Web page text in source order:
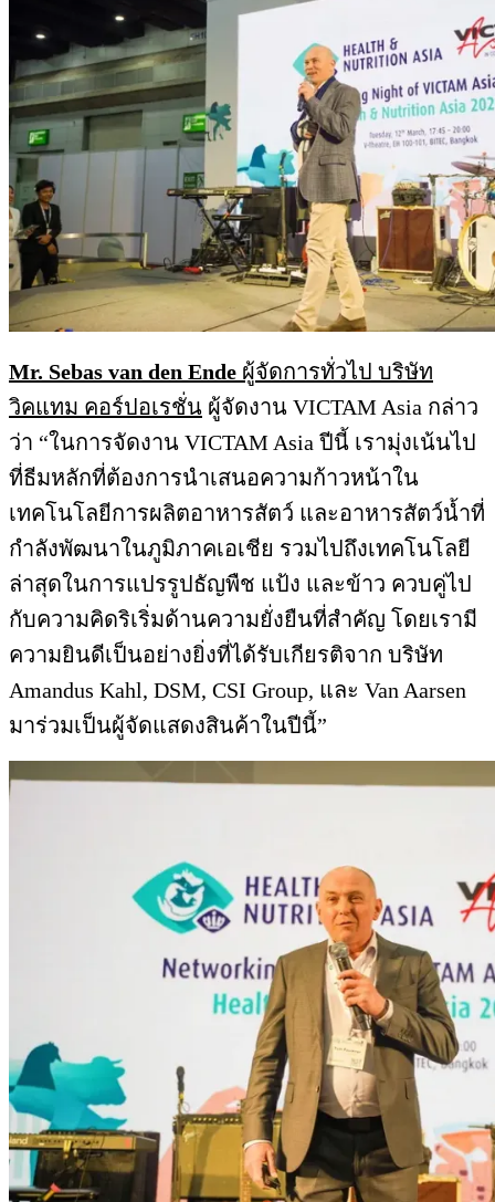
Mr. Sebas van den Ende ผู้จัดการทั่วไป บริษัท
วิคแทม คอร์ปอเรชั่น ผู้จัดงาน VICTAM Asia กล่าว
ว่า “ในการจัดงาน VICTAM Asia ปีนี้ เรามุ่งเน้นไป
ที่ธีมหลักที่ต้องการนำเสนอความก้าวหน้าใน
เทคโนโลยีการผลิตอาหารสัตว์ และอาหารสัตว์น้ำที่
กำลังพัฒนาในภูมิภาคเอเชีย รวมไปถึงเทคโนโลยี
ล่าสุดในการแปรรูปธัญพืช แป้ง และข้าว ควบคู่ไป
กับความคิดริเริ่มด้านความยั่งยืนที่สำคัญ โดยเรามี
ความยินดีเป็นอย่างยิ่งที่ได้รับเกียรติจาก บริษัท
Amandus Kahl, DSM, CSI Group, และ Van Aarsen
มาร่วมเป็นผู้จัดแสดงสินค้าในปีนี้”